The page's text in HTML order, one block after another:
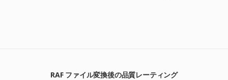
RAF ファイル変換後の品質レーティング